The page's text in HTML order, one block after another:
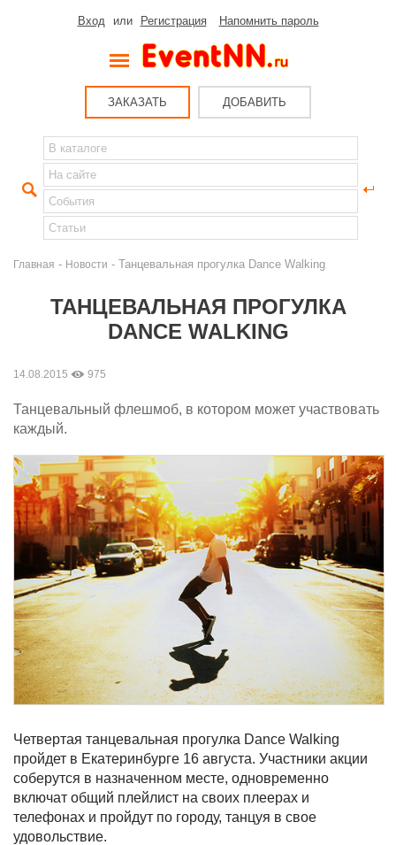
Вход или Регистрация Напомнить пароль
ЗАКАЗАТЬ ДОБАВИТЬ
Главная - Новости - Танцевальная прогулка Dance Walking
ТАНЦЕВАЛЬНАЯ ПРОГУЛКА
DANCE WALKING
14.08.2015 975
Танцевальный флешмоб, в котором может участвовать
каждый.
Четвертая танцевальная прогулка Dance Walking
пройдет в Екатеринбурге 16 августа. Участники акции
соберутся в назначенном месте, одновременно
включат общий плейлист на своих плеерах и
телефонах и пройдут по городу, танцуя в свое
удовольствие.